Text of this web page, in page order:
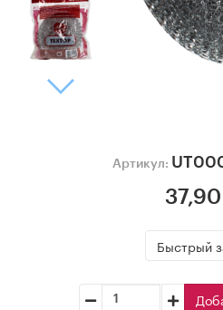
Артикул:
37,90
Быстрый